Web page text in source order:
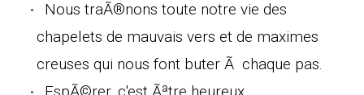
Nous traÃ®nons toute notre vie des
chapelets de mauvais vers et de maximes
creuses qui nous font buter Ã chaque pas.
EspÃ©rer, c'est Ãªtre heureux.